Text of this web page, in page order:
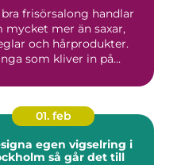
bra frisörsalong handlar
mycket mer än saxar,
och hårprodukter.
som kliver in på...
01. feb
egen vigselring i
stockholm så går det till